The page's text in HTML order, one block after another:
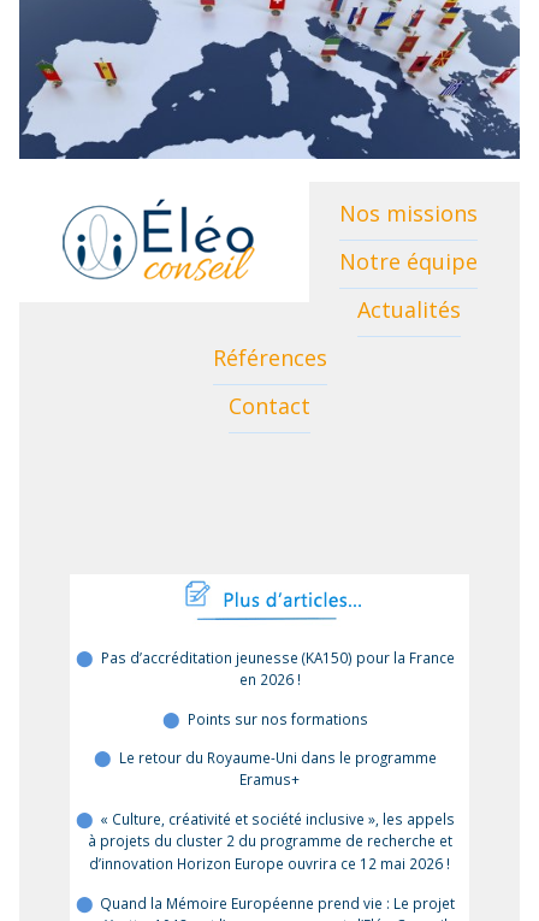
Nos missions
Notre équipe
Actualités
Références
Contact
Pas d’accréditation jeunesse (KA150) pour la France
en 2026 !
Points sur nos formations
Le retour du Royaume-Uni dans le programme
Eramus+
« Culture, créativité et société inclusive », les appels
à projets du cluster 2 du programme de recherche et
d’innovation Horizon Europe ouvrira ce 12 mai 2026 !
Quand la Mémoire Européenne prend vie : Le projet